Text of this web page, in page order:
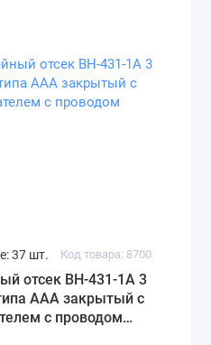
37 шт. Код товара: 8700
отсек BH-431-1A 3
AAА закрытый с
с проводом